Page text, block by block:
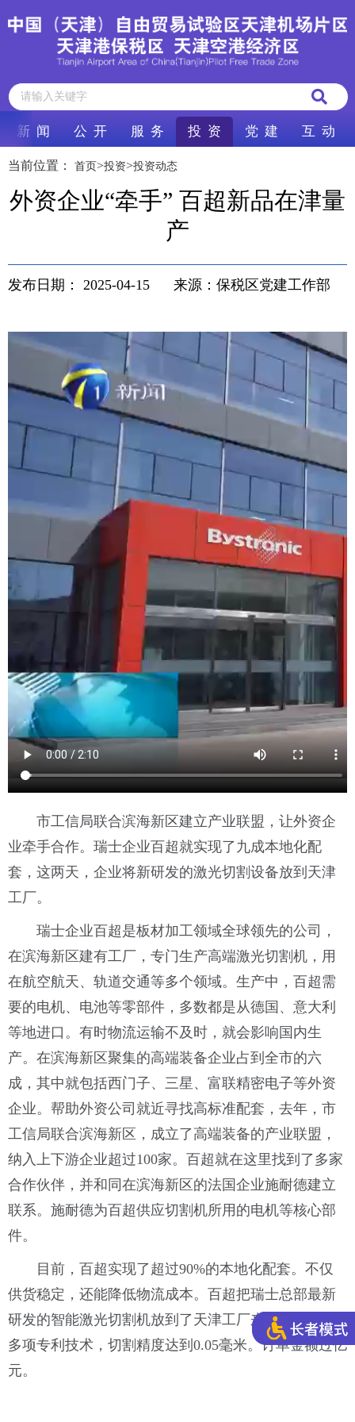
新 闻 公 开 服 务 投 资 党 建 互 动
当前位置： 首页>投资>投资动态
外资企业“牵手” 百超新品在津量
产
发布日期： 2025-04-15 来源：保税区党建工作部
市工信局联合滨海新区建立产业联盟，让外资企
业牵手合作。瑞士企业百超就实现了九成本地化配
套，这两天，企业将新研发的激光切割设备放到天津
工厂。
瑞士企业百超是板材加工领域全球领先的公司，
在滨海新区建有工厂，专门生产高端激光切割机，用
在航空航天、轨道交通等多个领域。生产中，百超需
要的电机、电池等零部件，多数都是从德国、意大利
等地进口。有时物流运输不及时，就会影响国内生
产。在滨海新区聚集的高端装备企业占到全市的六
成，其中就包括西门子、三星、富联精密电子等外资
企业。帮助外资公司就近寻找高标准配套，去年，市
工信局联合滨海新区，成立了高端装备的产业联盟，
纳入上下游企业超过100家。百超就在这里找到了多家
合作伙伴，并和同在滨海新区的法国企业施耐德建立
联系。施耐德为百超供应切割机所用的电机等核心部
件。
目前，百超实现了超过90%的本地化配套。不仅
供货稳定，还能降低物流成本。百超把瑞士总部最新
研发的智能激光切割机放到了天津工厂来生产，拥有
多项专利技术，切割精度达到0.05毫米。订单金额过亿
元。